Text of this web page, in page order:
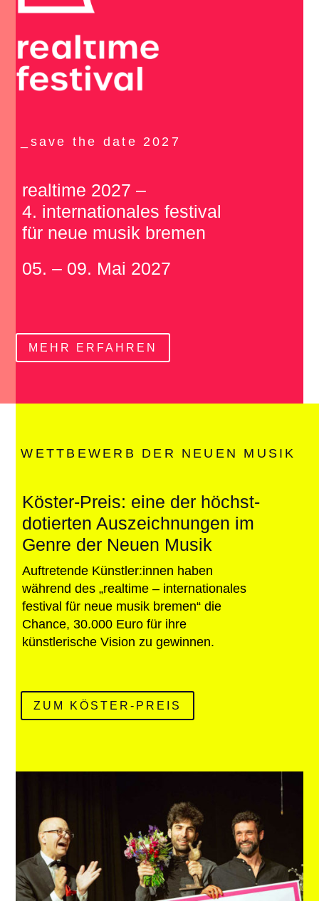
_save the date 2027
realtime 2027 –­
4. inter­na­tionales festi­val
für neue musik bremen
05. – 09. Mai 2027
MEHR ERFAHREN
WETTBEWERB DER NEUEN MUSIK
Köster-Preis: eine der höchst­
do­tierten Aus­zeich­nungen im
Genre der Neuen Musik
Auftretende Künstler:innen haben
während des „realtime – internationales
festival für neue musik bremen“ die
Chance, 30.000 Euro für ihre
künstlerische Vision zu gewinnen.
ZUM KÖSTER-PREIS